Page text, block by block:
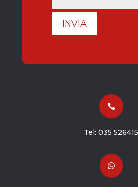
INVIA

Tel:035 526415
